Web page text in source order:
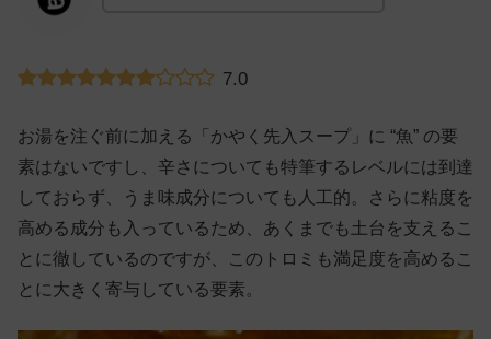
7.0
お湯を注ぐ前に加える「かやく先入スープ」に “魚” の要
素はないですし、辛さについても特筆するレベルには到達
しておらず、うま味成分についても人工的。さらに粘度を
高める成分も入っているため、あくまでも土台を支えるこ
とに徹しているのですが、このトロミも満足度を高めるこ
とに大きく寄与している要素。